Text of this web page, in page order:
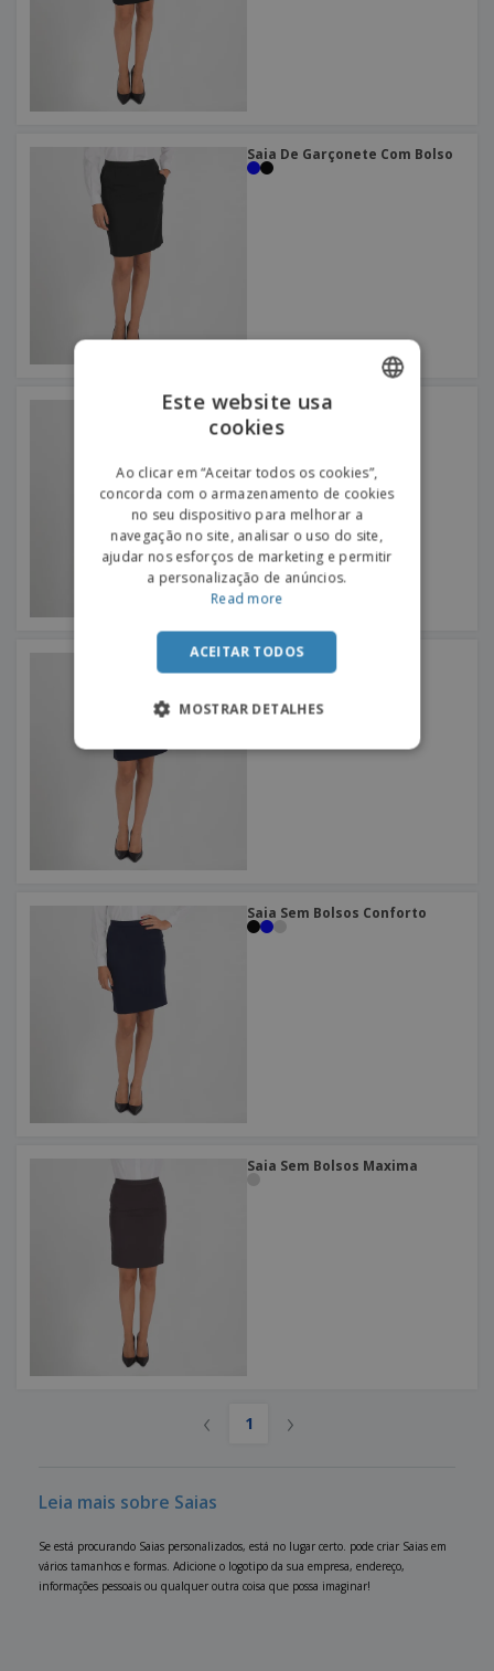
Saia De Garçonete Com Bolso
Saia Calça De Mulher
Saia Tecno Sem Bolsos
Saia Sem Bolsos Conforto
Saia Sem Bolsos Maxima
‹ 1 ›
Leia mais sobre Saias
Se está procurando Saias personalizados, está no lugar certo. pode criar Saias em
vários tamanhos e formas. Adicione o logotipo da sua empresa, endereço,
informações pessoais ou qualquer outra coisa que possa imaginar!
SPANISH
Este website usa
cookies
Ao clicar em “Aceitar todos os cookies”,
concorda com o armazenamento de cookies
no seu dispositivo para melhorar a
navegação no site, analisar o uso do site,
ajudar nos esforços de marketing e permitir
a personalização de anúncios.
Read more
ACEITAR TODOS
MOSTRAR DETALHES